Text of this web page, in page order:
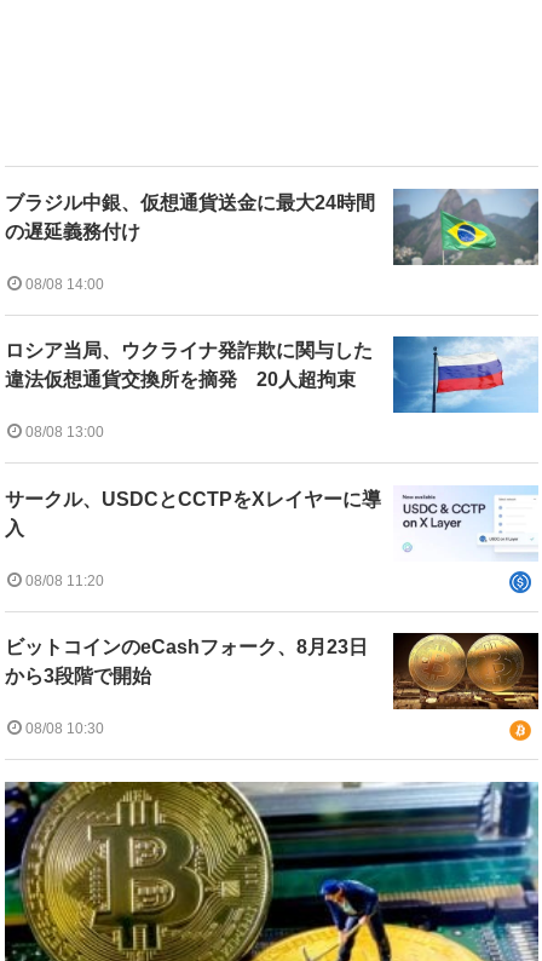
ブラジル中銀、仮想通貨送金に最大24時間
の遅延義務付け
08/08 14:00
ロシア当局、ウクライナ発詐欺に関与した
違法仮想通貨交換所を摘発 20人超拘束
08/08 13:00
サークル、USDCとCCTPをXレイヤーに導
入
08/08 11:20
ビットコインのeCashフォーク、8月23日
から3段階で開始
08/08 10:30